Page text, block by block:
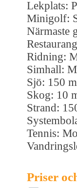
Lekplats:
Minigolf:
Närmaste
Ridning:
Simhall:
Sjö: 150 m
Skog: 10
Strand:
Tennis:
Priser